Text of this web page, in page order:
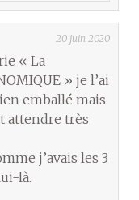
20 juin 2020
« La
» je l’ai
emballé mais
attendre très
j’avais les 3
là.